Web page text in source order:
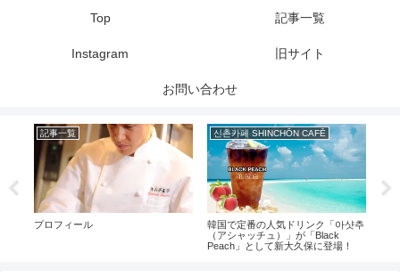
Top 記事一覧
Instagram 旧サイト
お問い合わせ
記事一覧
プロフィール
신촌카페 SHINCHŌN CAFĒ
韓国で定番の人気ドリンク「아샷추
（アシャッチュ）」が「Black
Peach」として新大久保に登場！